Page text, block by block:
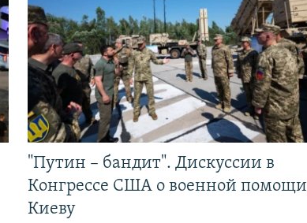
"Путин – бандит". Дискуссии в
Конгрессе США о военной помощи
Киеву